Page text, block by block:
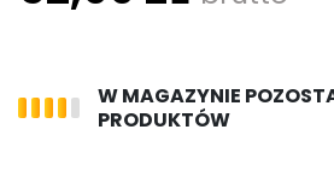
W MAGAZYNIE
PRODUKTÓW